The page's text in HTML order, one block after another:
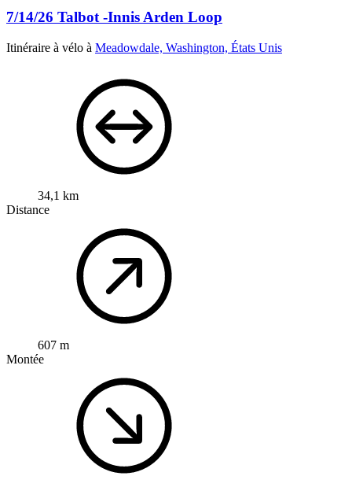
7/14/26 Talbot -Innis Arden Loop
Itinéraire à vélo à Meadowdale, Washington, États Unis
34,1 km
Distance
607 m
Montée